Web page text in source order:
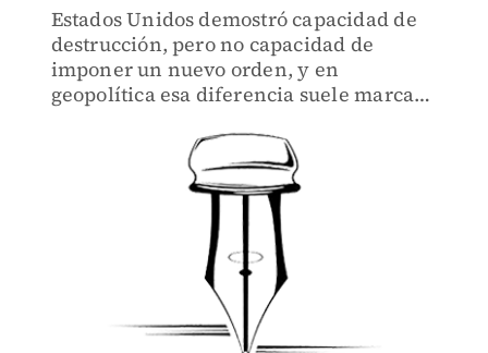
Estados Unidos demostró capacidad de
destrucción, pero no capacidad de
imponer un nuevo orden, y en
geopolítica esa diferencia suele marcar
una derrota estratégica.